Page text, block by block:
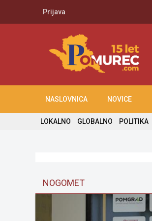
Prijava
NASLOVNICA NOVICE
LOKALNO GLOBALNO POLITIKA
NOGOMET